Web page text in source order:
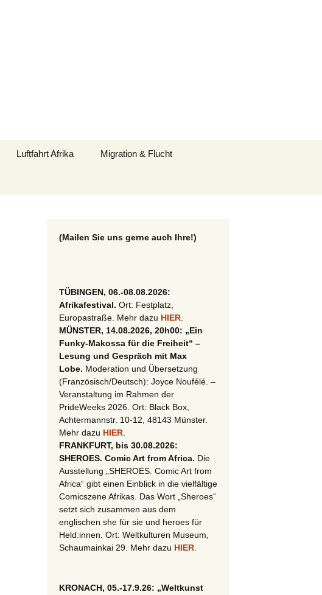
Luftfahrt Afrika Migration & Flucht
(Mailen Sie uns gerne auch Ihre!)
TÜBINGEN, 06.-08.08.2026:
Afrikafestival. Ort: Festplatz,
Europastraße. Mehr dazu HIER
MÜNSTER, 14.08.2026, 20h00: „Ein
Funky-Makossa für die Freiheit“ –
Lesung und Gespräch mit Max
Lobe. Moderation und Übersetzung
(Französisch/Deutsch): Joyce Noufélé. –
Veranstaltung im Rahmen der
PrideWeeks 2026. Ort: Black Box,
Achtermannstr. 10-12, 48143 Münster.
Mehr dazu HIER
FRANKFURT, bis 30.08.2026:
SHEROES. Comic Art from Africa. Die
Ausstellung „SHEROES. Comic Art from
Africa“ gibt einen Einblick in die vielfältige
Comicszene Afrikas. Das Wort „Sheroes“
setzt sich zusammen aus dem
englischen she für sie und heroes für
Held:innen. Ort: Weltkulturen Museum,
Schaumainkai 29. Mehr dazu HIER
KRONACH, 05.-17.9.26: „Weltkunst